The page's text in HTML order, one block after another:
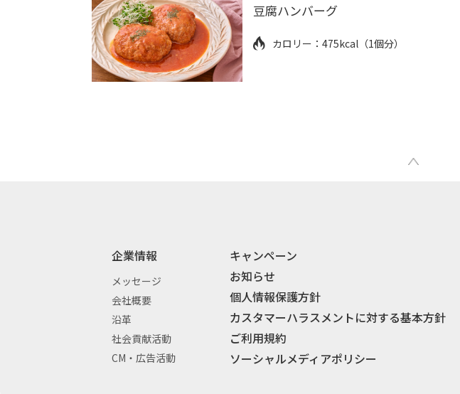
豆腐ハンバーグ
カロリー： 475kcal（1個分）
企業情報
メッセージ
会社概要
沿革
社会貢献活動
CM・広告活動
キャンペーン
お知らせ
個人情報保護方針
カスタマーハラスメントに対する基本方針
ご利用規約
ソーシャルメディアポリシー